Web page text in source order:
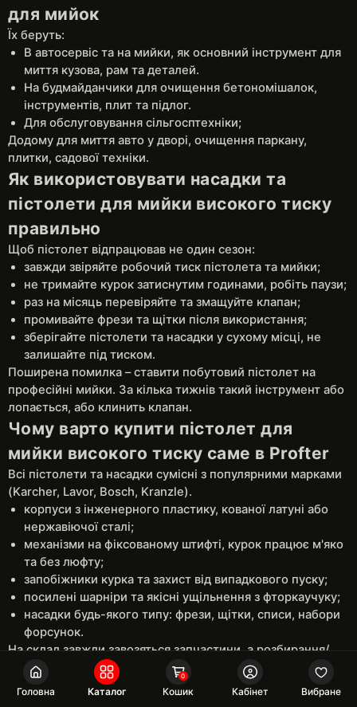
для мийок
Їх беруть:
В автосервіс та на мийки, як основний інструмент для
миття кузова, рам та деталей.
На будмайданчики для очищення бетономішалок,
інструментів, плит та підлог.
Для обслуговування сільгосптехніки;
Додому для миття авто у дворі, очищення паркану,
плитки, садової техніки.
Як використовувати насадки та
пістолети для мийки високого тиску
правильно
Щоб пістолет відпрацював не один сезон:
завжди звіряйте робочий тиск пістолета та мийки;
не тримайте курок затиснутим годинами, робіть паузи;
раз на місяць перевіряйте та змащуйте клапан;
промивайте фрези та щітки після використання;
зберігайте пістолети та насадки у сухому місці, не
залишайте під тиском.
Поширена помилка – ставити побутовий пістолет на
професійні мийки. За кілька тижнів такий інструмент або
лопається, або клинить клапан.
Чому варто купити пістолет для
мийки високого тиску саме в Profter
Всі пістолети та насадки сумісні з популярними марками
(Karcher, Lavor, Bosch, Kranzle).
корпуси з інженерного пластику, кованої латуні або
нержавіючої сталі;
механізми на фіксованому штифті, курок працює м'яко
та без люфту;
запобіжники курка та захист від випадкового пуску;
посилені шарніри та якісні ущільнення з фторкаучуку;
насадки будь-якого типу: фрези, щітки, списи, набори
форсунок.
На склад завжди завозяться запчастини, а розбирання/
очищення займає 5 хвилин.
Головна Каталог Кошик
0
Кабінет Вибране